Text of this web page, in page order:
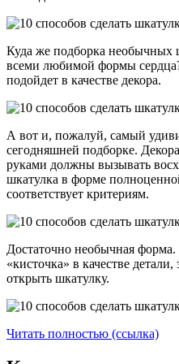
Куда же подборка необычных
всеми любимой формы
подойдет в качестве декора.
А вот и, пожалуй, самый
сегодняшней подборке.
руками должны вызывать
шкатулка в форме
соответствует критериям.
Достаточно необычная
«кисточка» в качестве
открыть шкатулку.
Читать полностью (ссылка)